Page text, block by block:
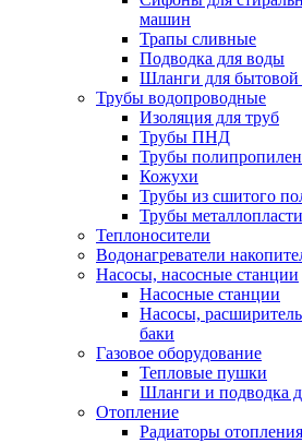
машин
Трапы сливные
Подводка для воды
Шланги для бытовой
Трубы водопроводные
Изоляция для труб
Трубы ПНД
Трубы
Кожухи
Трубы из сшитого
Трубы
Теплоносители
Водонагреватели
Насосы, насосные станции
Насосные станции
Насосы,
баки
Газовое оборудование
Тепловые пушки
Шланги и подводка
Отопление
Радиаторы